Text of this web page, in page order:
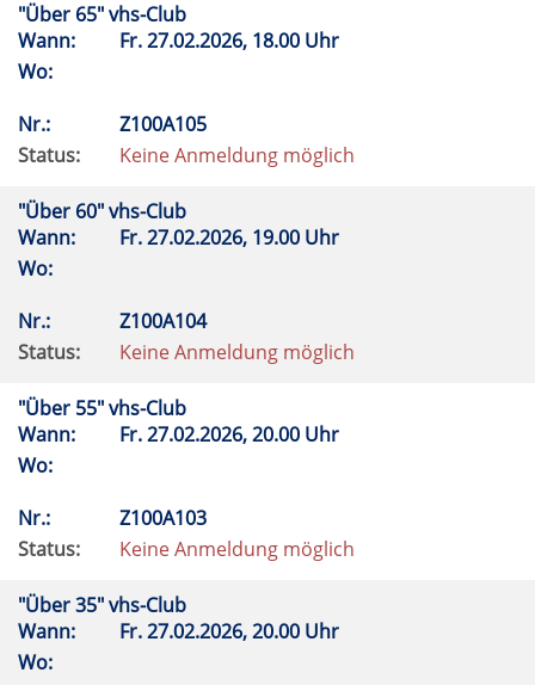
"Über 65" vhs-Club
Wann:
Fr.27.02.2026, 18.00 Uhr
Wo:
Nr.:
Z100A105
Status:
Keine Anmeldung möglich
"Über 60" vhs-Club
Wann:
Fr.27.02.2026, 19.00 Uhr
Wo:
Nr.:
Z100A104
Status:
Keine Anmeldung möglich
"Über 55" vhs-Club
Wann:
Fr.27.02.2026, 20.00 Uhr
Wo:
Nr.:
Z100A103
Status:
Keine Anmeldung möglich
"Über 35" vhs-Club
Wann:
Fr.27.02.2026, 20.00 Uhr
Wo: